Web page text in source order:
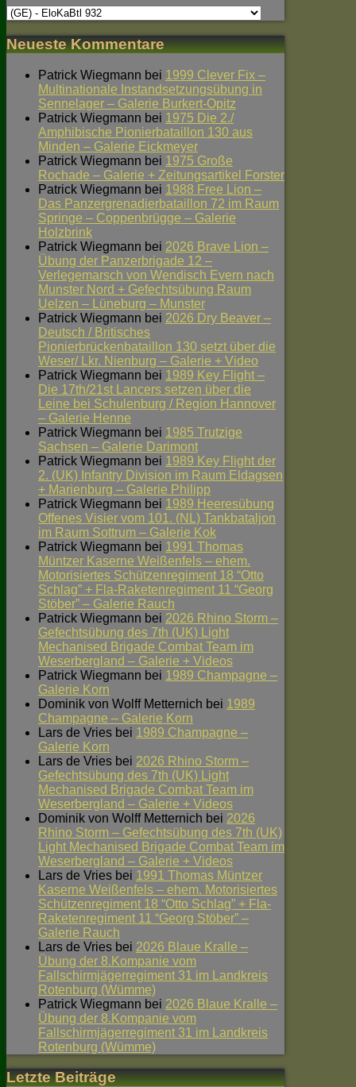
Neueste Kommentare
Patrick Wiegmann bei 1999 Clever Fix –
Multinationale Instandsetzungsübung in
Sennelager – Galerie Burkert-Opitz
Patrick Wiegmann bei 1975 Die 2./
Amphibische Pionierbataillon 130 aus
Minden – Galerie Eickmeyer
Patrick Wiegmann bei 1975 Große
Rochade – Galerie + Zeitungsartikel Forster
Patrick Wiegmann bei 1988 Free Lion –
Das Panzergrenadierbataillon 72 im Raum
Springe – Coppenbrügge – Galerie
Holzbrink
Patrick Wiegmann bei 2026 Brave Lion –
Übung der Panzerbrigade 12 –
Verlegemarsch von Wendisch Evern nach
Munster Nord + Gefechtsübung Raum
Uelzen – Lüneburg – Munster
Patrick Wiegmann bei 2026 Dry Beaver –
Deutsch / Britisches
Pionierbrückenbataillon 130 setzt über die
Weser/ Lkr. Nienburg – Galerie + Video
Patrick Wiegmann bei 1989 Key Flight –
Die 17th/21st Lancers setzen über die
Leine bei Schulenburg / Region Hannover
– Galerie Henne
Patrick Wiegmann bei 1985 Trutzige
Sachsen – Galerie Darimont
Patrick Wiegmann bei 1989 Key Flight der
2. (UK) Infantry Division im Raum Eldagsen
+ Marienburg – Galerie Philipp
Patrick Wiegmann bei 1989 Heeresübung
Offenes Visier vom 101. (NL) Tankbataljon
im Raum Sottrum – Galerie Kok
Patrick Wiegmann bei 1991 Thomas
Müntzer Kaserne Weißenfels – ehem.
Motorisiertes Schützenregiment 18 “Otto
Schlag” + Fla-Raketenregiment 11 “Georg
Stöber” – Galerie Rauch
Patrick Wiegmann bei 2026 Rhino Storm –
Gefechtsübung des 7th (UK) Light
Mechanised Brigade Combat Team im
Weserbergland – Galerie + Videos
Patrick Wiegmann bei 1989 Champagne –
Galerie Korn
Dominik von Wolff Metternich bei 1989
Champagne – Galerie Korn
Lars de Vries bei 1989 Champagne –
Galerie Korn
Lars de Vries bei 2026 Rhino Storm –
Gefechtsübung des 7th (UK) Light
Mechanised Brigade Combat Team im
Weserbergland – Galerie + Videos
Dominik von Wolff Metternich bei 2026
Rhino Storm – Gefechtsübung des 7th (UK)
Light Mechanised Brigade Combat Team im
Weserbergland – Galerie + Videos
Lars de Vries bei 1991 Thomas Müntzer
Kaserne Weißenfels – ehem. Motorisiertes
Schützenregiment 18 “Otto Schlag” + Fla-
Raketenregiment 11 “Georg Stöber” –
Galerie Rauch
Lars de Vries bei 2026 Blaue Kralle –
Übung der 8.Kompanie vom
Fallschirmjägerregiment 31 im Landkreis
Rotenburg (Wümme)
Patrick Wiegmann bei 2026 Blaue Kralle –
Übung der 8.Kompanie vom
Fallschirmjägerregiment 31 im Landkreis
Rotenburg (Wümme)
Letzte Beiträge